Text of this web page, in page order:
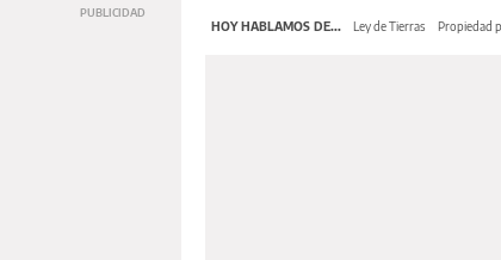
HOY HABLAMOS DE... Ley de Tierras Propiedad